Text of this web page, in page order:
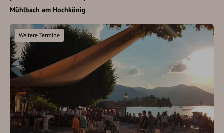
Mühlbach am Hochkönig
Weitere Termine